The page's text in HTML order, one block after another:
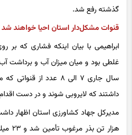
گذشته رفع شد.
قنوات مشکل‌دار استان احیا خواهند شد
ابراهیمی با بیان اینکه فشاری که بر
غلطی بود و میان میزان آب و برداشت آب
سال جاری ۷ الی ۸ عدد از
داشتند که لایروبی شوند و در دست اقدام
مدیرکل جهاد کشاورزی استان اظهار
هزار